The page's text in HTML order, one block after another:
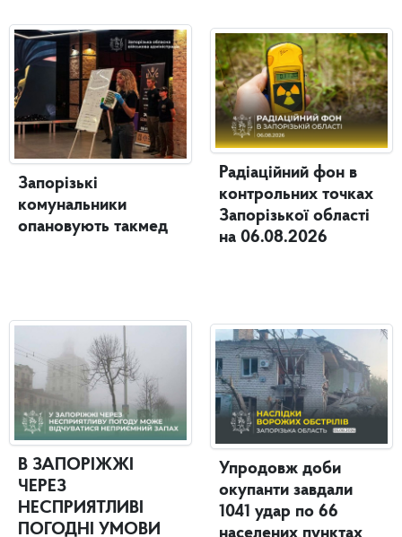
Запорізькі
комунальники
опановують такмед
В ЗАПОРІЖЖІ
ЧЕРЕЗ
НЕСПРИЯТЛИВІ
ПОГОДНІ УМОВИ
Радіаційний фон в
контрольних точках
Запорізької області
на 06.08.2026
Упродовж доби
окупанти завдали
1041 удар по 66